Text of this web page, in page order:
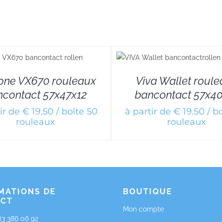
VX670 rouleaux
57x47x12
de € 19,50 / boîte 50
rouleaux
DETAILS
Viva Wallet
bancontact
à partir de € 19.50 /
rouleaux
DE
386 06 92
BOUTIQUE
Mon compte